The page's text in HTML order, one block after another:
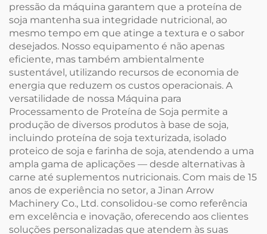
pressão da máquina garantem que a proteína de
soja mantenha sua integridade nutricional, ao
mesmo tempo em que atinge a textura e o sabor
desejados. Nosso equipamento é não apenas
eficiente, mas também ambientalmente
sustentável, utilizando recursos de economia de
energia que reduzem os custos operacionais. A
versatilidade de nossa Máquina para
Processamento de Proteína de Soja permite a
produção de diversos produtos à base de soja,
incluindo proteína de soja texturizada, isolado
proteico de soja e farinha de soja, atendendo a uma
ampla gama de aplicações — desde alternativas à
carne até suplementos nutricionais. Com mais de 15
anos de experiência no setor, a Jinan Arrow
Machinery Co., Ltd. consolidou-se como referência
em excelência e inovação, oferecendo aos clientes
soluções personalizadas que atendem às suas